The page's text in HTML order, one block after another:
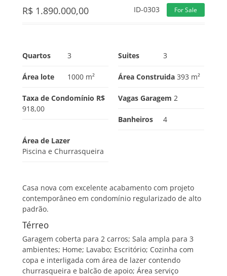
R$ 1.890.000,00 ID-0303 For Sale
Quartos 3 Suites 3
Área lote 1000 m² Área Construida 393 m²
Taxa de Condomínio R$
918,00
Vagas Garagem 2
Banheiros 4
Área de Lazer
Piscina e Churrasqueira
Casa nova com excelente acabamento com projeto
contemporâneo em condomínio regularizado de alto
padrão.
Térreo
Garagem coberta para 2 carros; Sala ampla para 3
ambientes; Home; Lavabo; Escritório; Cozinha com
copa e interligada com área de lazer contendo
churrasqueira e balcão de apoio; Área serviço